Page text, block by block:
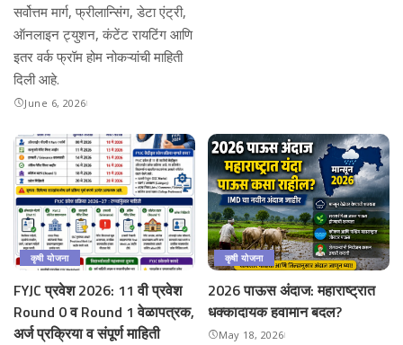
सर्वोत्तम मार्ग, फ्रीलान्सिंग, डेटा एंट्री,
ऑनलाइन ट्युशन, कंटेंट रायटिंग आणि
इतर वर्क फ्रॉम होम नोकऱ्यांची माहिती
दिली आहे.
June 6, 2026
कृषी योजना
FYJC प्रवेश 2026: 11 वी प्रवेश
Round 0 व Round 1 वेळापत्रक,
अर्ज प्रक्रिया व संपूर्ण माहिती
कृषी योजना
2026 पाऊस अंदाज: महाराष्ट्रात
धक्कादायक हवामान बदल?
May 18, 2026